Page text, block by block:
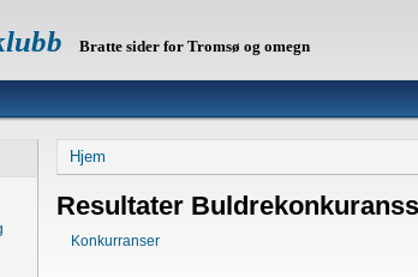
Bratte sider for Tromsø og omegn
Hjem
Resultater
Konkurranser